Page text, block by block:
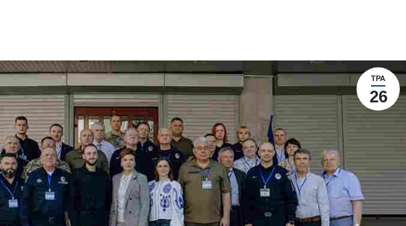
ТРА
26